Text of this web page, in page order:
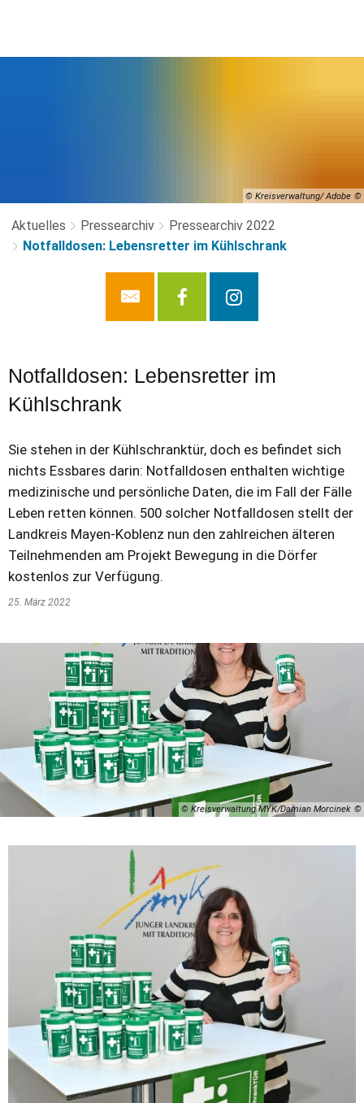
© Kreisverwaltung/ Adobe
Aktuelles Pressearchiv
Pressearchiv 2022
Notfalldosen: Lebensretter im Kühlschrank
Notfalldosen: Lebensretter im
Kühlschrank
Sie stehen in der Kühlschranktür, doch es befindet sich
nichts Essbares darin: Notfalldosen enthalten wichtige
medizinische und persönliche Daten, die im Fall der Fälle
Leben retten können. 500 solcher Notfalldosen stellt der
Landkreis Mayen-Koblenz nun den zahlreichen älteren
Teilnehmenden am Projekt Bewegung in die Dörfer
kostenlos zur Verfügung.
25. März 2022
© Kreisverwaltung MYK/Damian Morcinek